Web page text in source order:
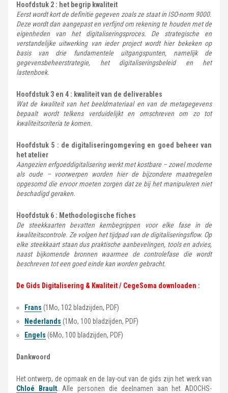
Hoofdstuk 2 : het begrip kwaliteit
Eerst wordt kort de definitie gegeven zoals ze staat in ISO-norm 9000.
Deze wordt dan aangepast en verfijnd om rekening te houden met de
eigenheden van het digitaliseringsproces. De strategische en
verstandelijke uitwerking van ieder project wordt hier bekeken op
basis van drie fundamentele uitgangspunten, namelijk de
gegevensbeheerstrategie, het digitaliseringsbeleid en het
lastenboek.
Hoofdstuk 3 en 4 : kwaliteit van de deliverables
Wat de kwaliteit van het beeldmateriaal en van de metagegevens
bepaalt wordt telkens verduidelijkt en omschreven om zo tot
kwaliteitscriteria te komen.
Hoofdstuk 5 : de digitaliseringomgeving en goed beheer van
het atelier
Aangezien erfgoeddigitalisering werkt met kostbare – zowel moderne
als oude – voorwerpen worden hier de bijzondere maatregelen
opgesomd die ervoor moeten zorgen dat ze bij het manipuleren niet
beschadigd geraken.
Hoofdstuk 6 : Methodologische fiches
De steekkaarten bevatten kernbegrippen voor elke fase in de
kwaliteitscontrole. Ze volgen het tijdpad van de digitaliseringsflow. Op
elke steekkaart staan dus praktische aanbevelingen, tools en advies,
naast bijkomende bronnen waarmee de controlefase die wordt
beschreven tot een goed einde kan worden gebracht.
De Gids Digitalisering & Kwaliteit / CegeSoma downloaden :
Frans (1Mo, 102 bladzijden, PDF)
Nederlands (1Mo, 100 bladzijden, PDF)
Engels (6Mo, 100 bladzijden, PDF)
Dankwoord
Het ontwerp, de opmaak en de lay-out van de gids zijn het werk van
Chloé Brault. Alle personen die deelnamen aan het ADOCHS-